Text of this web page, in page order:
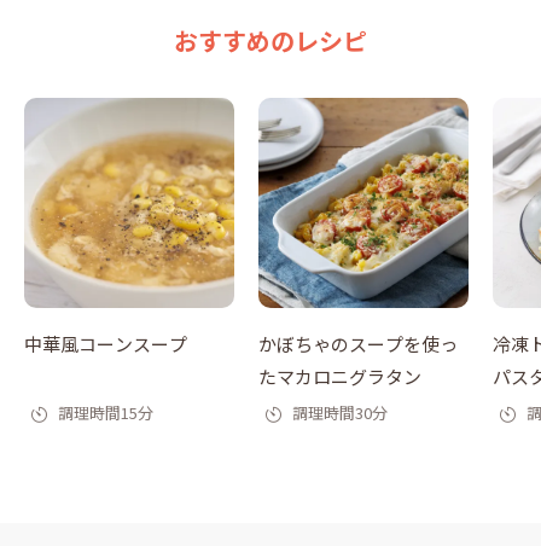
おすすめのレシピ
中華風コーンスープ
調理時間15分
かぼちゃのスープを使っ
たマカロニグラタン
調理時間30分
冷凍
パス